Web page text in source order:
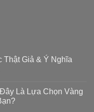
Thật Giả & Ý Nghĩa
Là Lựa Chọn Vàng